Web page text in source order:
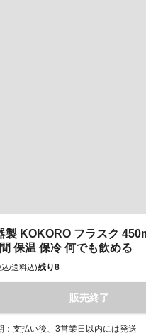
製 KOKORO フラスク
保温 保冷 何でも飲める
/送料込)残り8
販売終了
：支払い後、3営業日以内には発送